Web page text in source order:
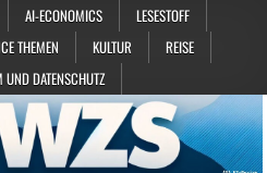
AI-ECONOMICS
LESESTOFF
THEMEN KULTUR
REISE
UND DATENSCHUTZ